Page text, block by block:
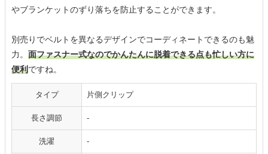
やブランケットのずり落ちを防止することができます。
別売りでベルトを異なるデザインでコーディネートできるのも魅
力。 面ファスナー式なのでかんたんに脱着できる点も忙しい方に
便利ですね。
タイプ 片側クリップ
長さ調節 -
洗濯 -